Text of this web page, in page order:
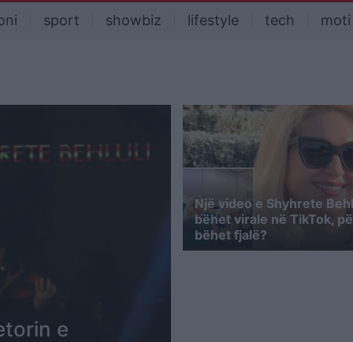
sport showbiz lifestyle tech moti
e
Një video e Shyhrete
bëhet virale në TikTok,
bëhet fjalë?